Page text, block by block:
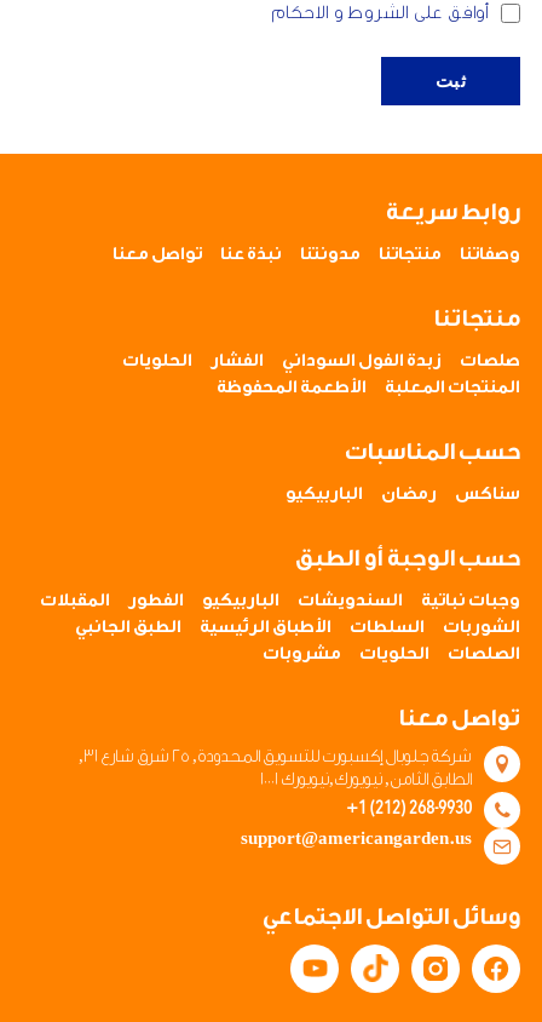
أوافق على الشروط و الاحكام
ثبت
روابط سريعة
وصفاتنا منتجاتنا مدونتنا نبذة عنا تواصل معنا
منتجاتنا
صلصات زبدة الفول السوداني الفشار
الحلويات
المنتجات المعلبة
الأطعمة المحفوظة
حسب المناسبات
سناكس رمضان الباربيكيو
حسب الوجبة أو الطبق
وجبات نباتية السندويشات الباربيكيو الفطور
المقبلات
الشوربات
السلطات الأطباق الرئيسية
الطبق الجانبي
الصلصات
الحلويات مشروبات
تواصل معنا
شركة جلوبال إكسبورت للتسويق المحدودة, ٢٥ شرق شارع ٣١,
الطابق الثامن, نيويورك,نيويورك ١٠٠٠١
+1 (212) 268-9930
support@americangarden.us
وسائل التواصل الاجتماعي